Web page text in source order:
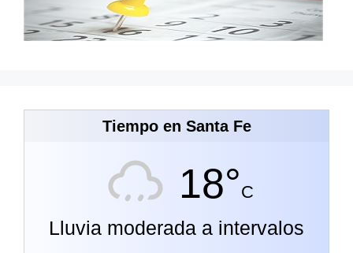
Tiempo en Santa Fe
18°C
Lluvia moderada a intervalos